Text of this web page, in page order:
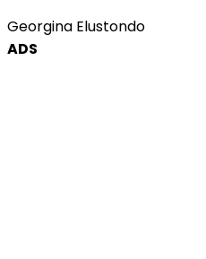
Georgina Elustondo
ADS